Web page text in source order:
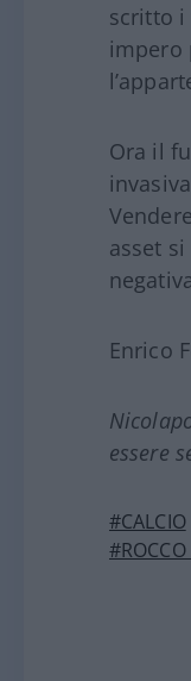
scritto i
impero
Ora il
asset
Enrico
essere
#CALCIO